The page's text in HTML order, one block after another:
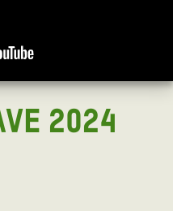
2024